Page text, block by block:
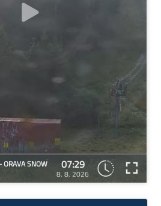
ORAVA SNOW
07:29
8. 8. 2026